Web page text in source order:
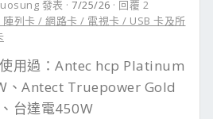
發表 7/25/26
回覆 2
列卡 / 網路卡 / 電視卡 / USB 卡及所
用過：Antec hcp Platinum
、Antect Truepower Gold
台達電450W